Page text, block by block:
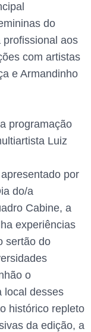
do
aos
com artistas
e Armandinho
programação
Luiz
por
do/a
Cabine, a
experiências
sertão do
o
local desses
histórico repleto
da edição, a